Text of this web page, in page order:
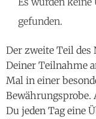
Der zweite Teil
Deiner Teilnahme
Mal in einer
Du jeden Tag eine
gefunden.